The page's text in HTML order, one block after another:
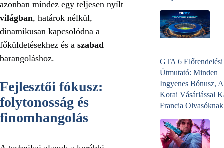
azonban mindez egy teljesen nyílt
világban, határok nélkül,
dinamikusan kapcsolódna a
főküldetésekhez és a szabad
barangoláshoz.
Fejlesztői fókusz:
folytonosság és
finomhangolás
GTA 6 Előrendelési
Útmutató: Minden
Ingyenes Bónusz,
Korai Vásárlással
Francia Olvasóknak